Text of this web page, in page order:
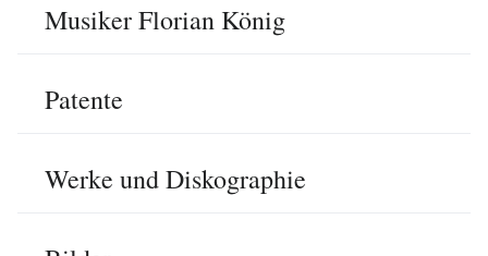
Musiker Florian König
Patente
Werke und Diskographie